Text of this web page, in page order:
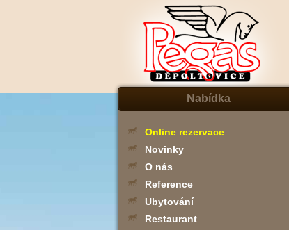
Nabídka
Online rezervace
Novinky
O nás
Reference
Ubytování
Restaurant